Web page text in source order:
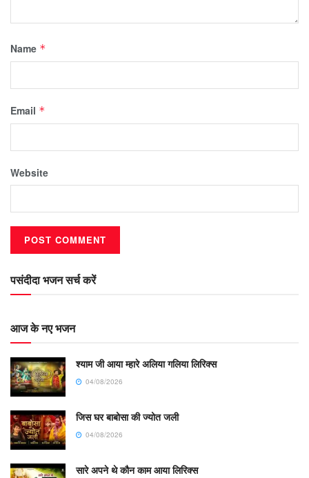
Name *
Email *
Website
पसंदीदा भजन सर्च करें
आज के नए भजन
श्याम जी आया म्हारे अलिया गलिया लिरिक्स
04/08/2026
जिस घर बाबोसा की ज्योत जली
04/08/2026
सारे अपने थे कौन काम आया लिरिक्स